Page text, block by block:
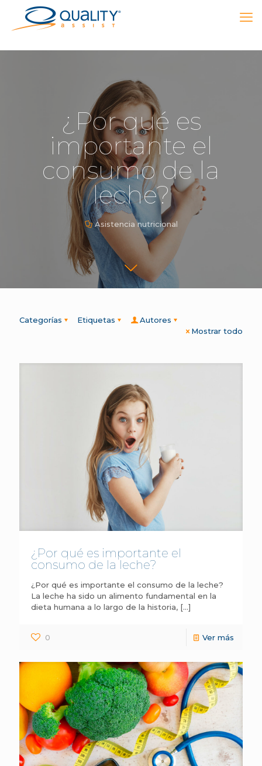
¿Por qué es
importante el
consumo de la
leche?
Asistencia nutricional
Categorías Etiquetas
Autores
Mostrar todo
¿Por qué es importante el
consumo de la leche?
¿Por qué es importante el consumo de la leche?
La leche ha sido un alimento fundamental en la
dieta humana a lo largo de la historia, […]
0 Ver más